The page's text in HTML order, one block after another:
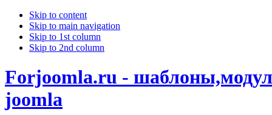
Skip to content
Skip to main navigation
Skip to 1st column
Skip to 2nd column
Forjoomla.ru -
joomla